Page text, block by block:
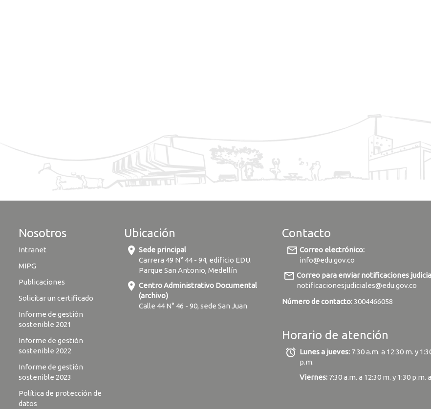
Nosotros
Intranet
MIPG
Publicaciones
Solicitar un certificado
Informe de gestión
sostenible 2021
Informe de gestión
sostenible 2022
Informe de gestión
sostenible 2023
Política de protección de
datos
Ubicación
location_on Sede principal
Carrera 49 N° 44 - 94, edificio EDU.
Parque San Antonio, Medellín
location_on Centro Administrativo Documental
(archivo)
Calle 44 N° 46 - 90, sede San Juan
Contacto
mail_outline Correo electrónico:
info@edu.gov.co
mail_outline Correo para enviar notificaciones
notificacionesjudiciales@edu.gov.co
Número de contacto:3004466058
Horario de atención
alarm Lunes a jueves: 7:30 a.m. a 12:30 m. y
p.m.
Viernes: 7:30 a.m. a 12:30 m. y 1:30 p.m.